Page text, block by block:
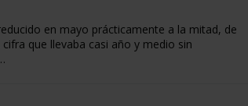
en mayo prácticamente a la mitad, de
cifra que llevaba casi año y medio sin